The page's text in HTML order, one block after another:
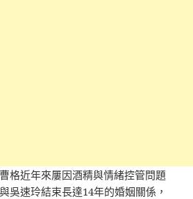
格近年來屢因酒精與情緒控管問題
吳速玲結束長達14年的婚姻關係，